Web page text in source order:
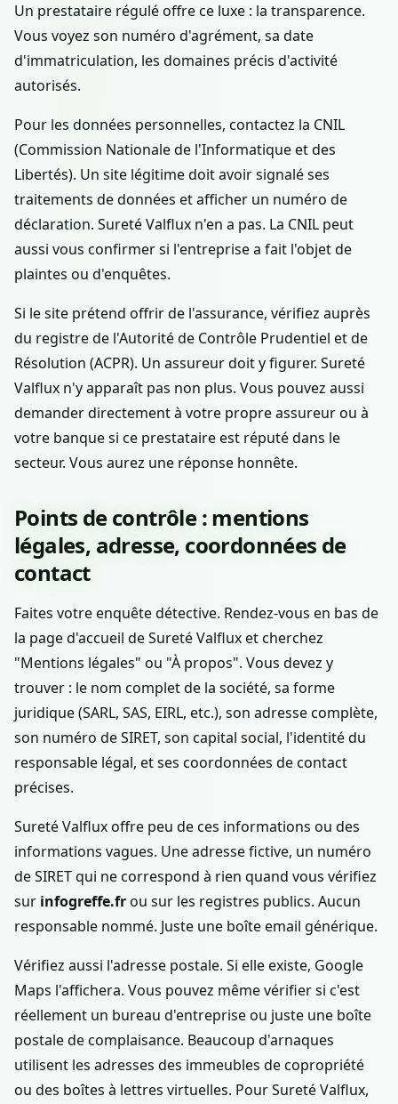
Un prestataire régulé offre ce luxe : la transparence.
Vous voyez son numéro d'agrément, sa date
d'immatriculation, les domaines précis d'activité
autorisés.
Pour les données personnelles, contactez la CNIL
(Commission Nationale de l'Informatique et des
Libertés). Un site légitime doit avoir signalé ses
traitements de données et afficher un numéro de
déclaration. Sureté Valflux n'en a pas. La CNIL peut
aussi vous confirmer si l'entreprise a fait l'objet de
plaintes ou d'enquêtes.
Si le site prétend offrir de l'assurance, vérifiez auprès
du registre de l'Autorité de Contrôle Prudentiel et de
Résolution (ACPR). Un assureur doit y figurer. Sureté
Valflux n'y apparaît pas non plus. Vous pouvez aussi
demander directement à votre propre assureur ou à
votre banque si ce prestataire est réputé dans le
secteur. Vous aurez une réponse honnête.
Points de contrôle : mentions
légales, adresse, coordonnées de
contact
Faites votre enquête détective. Rendez-vous en bas de
la page d'accueil de Sureté Valflux et cherchez
"Mentions légales" ou "À propos". Vous devez y
trouver : le nom complet de la société, sa forme
juridique (SARL, SAS, EIRL, etc.), son adresse complète,
son numéro de SIRET, son capital social, l'identité du
responsable légal, et ses coordonnées de contact
précises.
Sureté Valflux offre peu de ces informations ou des
informations vagues. Une adresse fictive, un numéro
de SIRET qui ne correspond à rien quand vous vérifiez
sur infogreffe.frou sur les registres publics. Aucun
responsable nommé. Juste une boîte email générique.
Vérifiez aussi l'adresse postale. Si elle existe, Google
Maps l'affichera. Vous pouvez même vérifier si c'est
réellement un bureau d'entreprise ou juste une boîte
postale de complaisance. Beaucoup d'arnaques
utilisent les adresses des immeubles de copropriété
ou des boîtes à lettres virtuelles. Pour Sureté Valflux,